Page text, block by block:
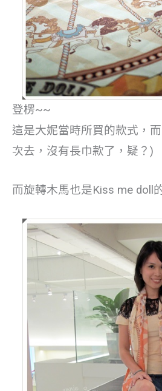
登楞~~
這是大妮當時所買的款式，
次去，沒有長巾款了，疑？)
而旋轉木馬也是Kiss me doll